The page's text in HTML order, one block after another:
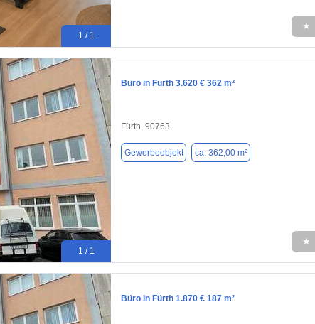
1 / 1
★
1 / 1
Büro in Fürth 3.620 € 362 m²
Fürth, 90763
Gewerbeobjekt ca. 362,00 m²
★
Büro in Fürth 1.870 € 187 m²